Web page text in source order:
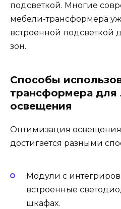
подсветкой. Многие
мебели-трансформера
встроенной подсветкой
зон.
Способы
трансформера для
освещения
Оптимизация
достигается разными
Модули с
встроенные
шкафах.